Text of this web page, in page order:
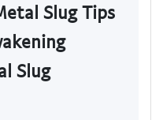
Slug Tips
Slug